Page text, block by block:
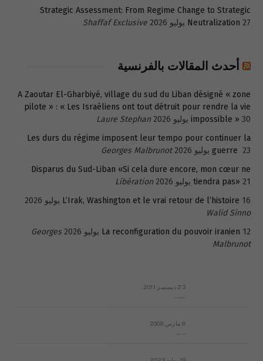
Strategic Assessment: From Regime Change to Strategic
Neutralization 27 يوليو 2026 Shaffaf Exclusive
أحدث المقالات بالفرنسية
A Zaoutar El-Gharbiyé, village du sud du Liban désigné « zone
pilote » : « Les Israéliens ont tout détruit pour rendre la vie
impossible » 30 يوليو 2026
Laure Stephan
Les durs du régime imposent leur tempo pour continuer la
guerre 23 يوليو 2026
Georges Malbrunot
Disparus du Sud-Liban «Si cela dure encore, mon cœur ne
tiendra pas» 21 يوليو 2026
Libération
L’Irak, Washington et le vrai retour de l’histoire 16 يوليو 2026
Walid Sinno
La reconfiguration du pouvoir iranien 12 يوليو 2026
Georges
Malbrunot
23 ديسمبر 2011
8 مارس 2008